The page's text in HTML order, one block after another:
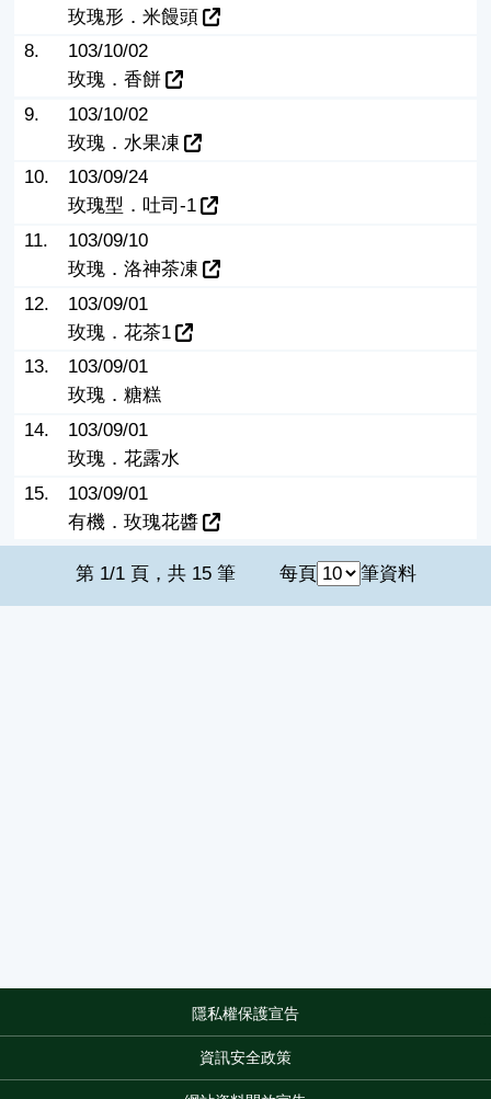
玫瑰形．米饅頭
8.
103/10/02
玫瑰．香餅
9.
103/10/02
玫瑰．水果凍
10.
103/09/24
玫瑰型．吐司-1
11.
103/09/10
玫瑰．洛神茶凍
12.
103/09/01
玫瑰．花茶1
13.
103/09/01
玫瑰．糖糕
14.
103/09/01
玫瑰．花露水
15.
103/09/01
有機．玫瑰花醬
第 1/1 頁，共 15 筆 每頁 筆資料
隱私權保護宣告
資訊安全政策